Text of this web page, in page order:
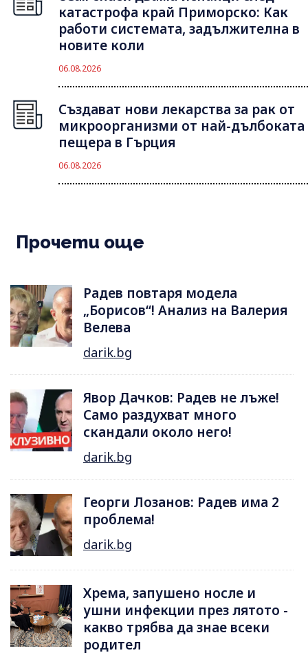
катастрофа край Приморско: Как
работи системата, задължителна в
новите коли
06.08.2026
Създават нови лекарства за рак от
микроорганизми от най-дълбоката
пещера в Гърция
06.08.2026
Прочети още
Радев повтаря модела
„Борисов“! Анализ на Валерия
Велева
darik.bg
Явор Дачков: Радев не лъже!
Само раздухват много
скандали около него!
darik.bg
Георги Лозанов: Радев има 2
проблема!
darik.bg
Хрема, запушено носле и
ушни инфекции през лятотo -
какво трябва да знае всеки
родител